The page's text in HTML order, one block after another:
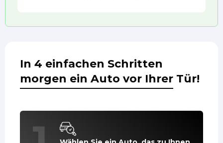
In 4 einfachen Schritten
morgen ein Auto vor Ihrer Tür!